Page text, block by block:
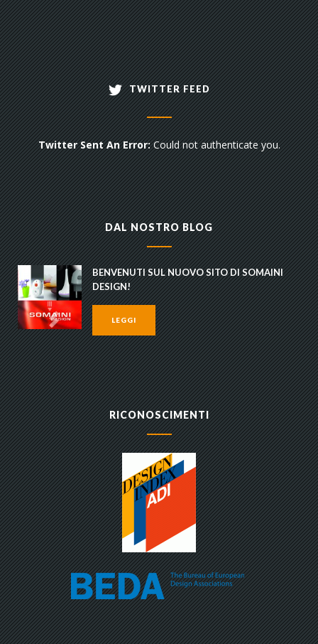
TWITTER FEED
Twitter Sent An Error:Could not authenticate you.
DAL NOSTRO BLOG
BENVENUTI SUL NUOVO SITO DI SOMAINI
DESIGN!
LEGGI
RICONOSCIMENTI